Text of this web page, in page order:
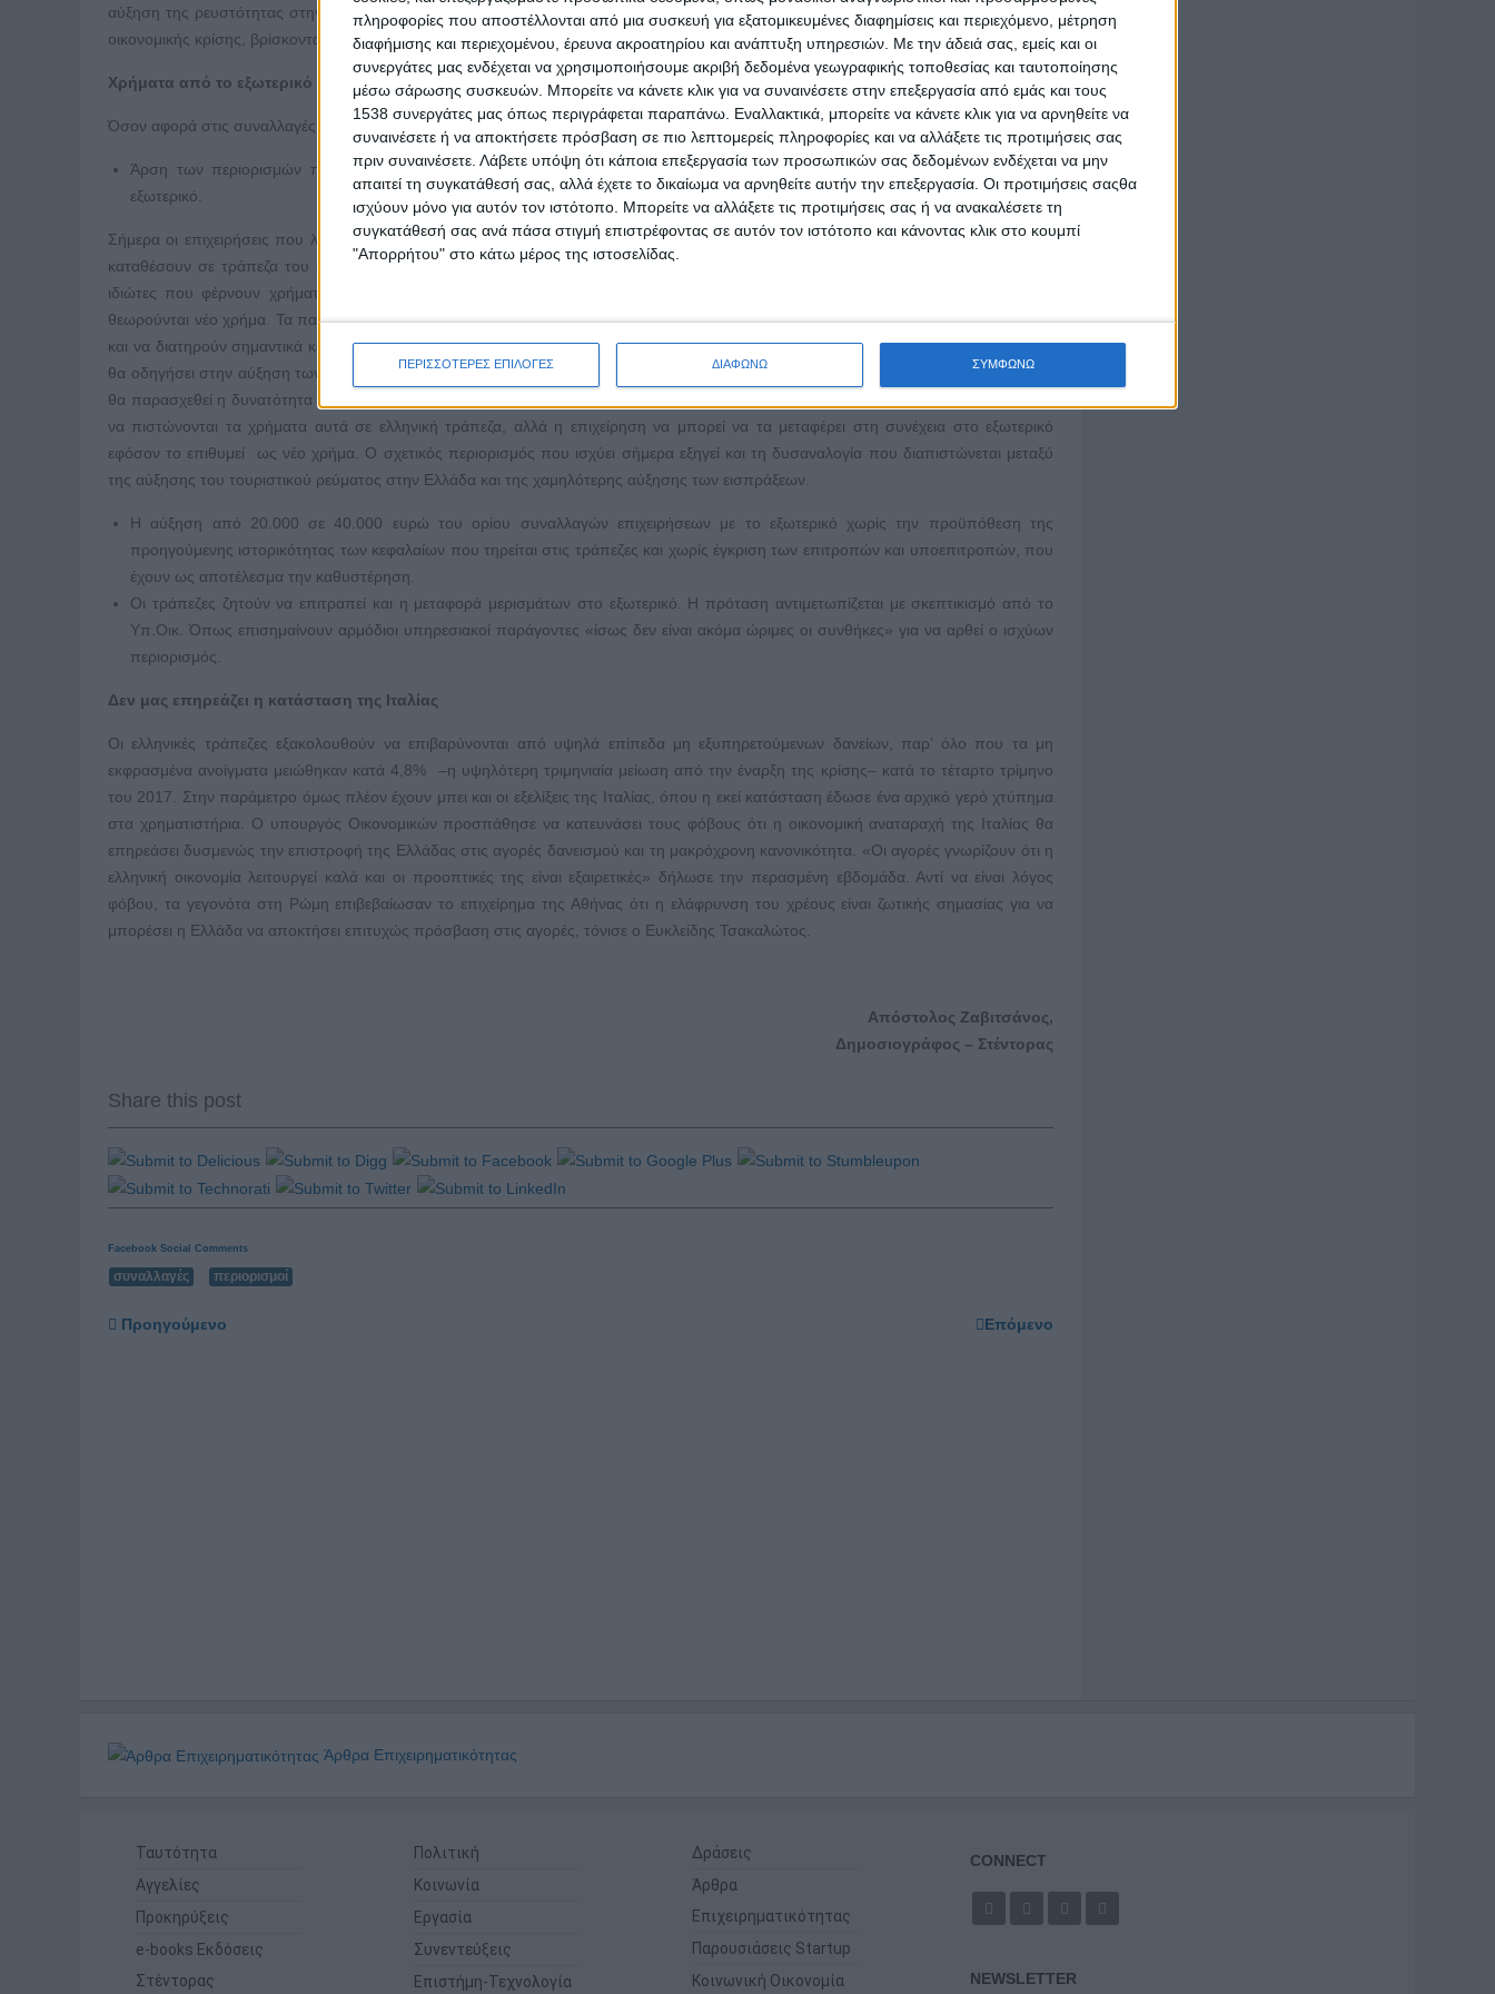
πληροφορίες που αποστέλλονται από μια συσκευή για εξατομικευμένες διαφημίσεις και περιεχόμενο, μέτρηση
διαφήμισης και περιεχομένου, έρευνα ακροατηρίου και ανάπτυξη υπηρεσιών. Με την άδειά σας, εμείς και οι
συνεργάτες μας ενδέχεται να χρησιμοποιήσουμε ακριβή δεδομένα γεωγραφικής τοποθεσίας και ταυτοποίησης
μέσω σάρωσης συσκευών. Μπορείτε να κάνετε κλικ για να συναινέσετε στην επεξεργασία από εμάς και τους
1538 συνεργάτες μας όπως περιγράφεται παραπάνω. Εναλλακτικά, μπορείτε να κάνετε κλικ για να αρνηθείτε να
συναινέσετε ή να αποκτήσετε πρόσβαση σε πιο λεπτομερείς πληροφορίες και να αλλάξετε τις προτιμήσεις σας
πριν συναινέσετε. Λάβετε υπόψη ότι κάποια επεξεργασία των προσωπικών σας δεδομένων ενδέχεται να μην
απαιτεί τη συγκατάθεσή σας, αλλά έχετε το δικαίωμα να αρνηθείτε αυτήν την επεξεργασία. Οι προτιμήσεις σαςθα
ισχύουν μόνο για αυτόν τον ιστότοπο. Μπορείτε να αλλάξετε τις προτιμήσεις σας ή να ανακαλέσετε τη
συγκατάθεσή σας ανά πάσα στιγμή επιστρέφοντας σε αυτόν τον ιστότοπο και κάνοντας κλικ στο κουμπί
"Απορρήτου" στο κάτω μέρος της ιστοσελίδας.
ΠΕΡΙΣΣΟΤΕΡΕΣ ΕΠΙΛΟΓΕΣ ΔΙΑΦΩΝΩ ΣΥΜΦΩΝΩ
αύξηση της ρευστότητας στην αγορά, ώστε να δειχθεί ότι η άρση των περιορισμών, που δεν συνδέθηκαν με τις χειρότερες μέρες της
οικονομικής κρίσης, βρίσκονται πλέον στο χρονοντούλαπο του παρελθόντος.
Χρήματα από το εξωτερικό
Όσον αφορά στις συναλλαγές με το εξωτερικό έρχονται και εκεί αλλαγές και συγκεκριμένα:
Άρση των περιορισμών που ισχύουν για τις επιχειρήσεις οι οποίες εισπράττουν αμοιβές από υπηρεσίες που παρέχουν στο
εξωτερικό.
Σήμερα οι επιχειρήσεις που λαμβάνουν χρήματα από το εξωτερικό (π.χ. το μεγαλύτερο μέρος των τουριστικών επιχειρήσεων), αν τα
καταθέσουν σε τράπεζα του εσωτερικού, στη συνέχεια δεν έχουν τη δυνατότητα να τα εξαγάγουν ξανά στο εξωτερικό. Αντίθετα οι
ιδιώτες που φέρνουν χρήματα από το εξωτερικό ή καταθέτουν μετρητά μπορούν να πραγματοποιήσουν αναλήψεις, καθώς αυτά
θεωρούνται νέο χρήμα. Τα παραπάνω βέβαια έχουν οδηγήσει πολλούς επιχειρηματίες να δημιουργήσουν λογαριασμούς στο εξωτερικό
και να διατηρούν σημαντικά κεφάλαια εκεί. Η άρση του συγκεκριμένου περιορισμού εκτιμάται ότι θα φέρει ρευστότητα στην αγορά και
θα οδηγήσει στην αύξηση των τραπεζικών καταθέσεων, καθώς ένα μεγάλο μέρος αυτών των κεφαλαίων θα επαναπατριστούν. Επίσης
θα παρασχεθεί η δυνατότητα στις επιχειρήσεις να δέχονται πληρωμές με κάρτες του εξωτερικού από γραφεία ταξιδιών του εξωτερικού,
να πιστώνονται τα χρήματα αυτά σε ελληνική τράπεζα, αλλά η επιχείρηση να μπορεί να τα μεταφέρει στη συνέχεια στο εξωτερικό
εφόσον το επιθυμεί ως νέο χρήμα. Ο σχετικός περιορισμός που ισχύει σήμερα εξηγεί και τη δυσαναλογία που διαπιστώνεται μεταξύ
της αύξησης του τουριστικού ρεύματος στην Ελλάδα και της χαμηλότερης αύξησης των εισπράξεων.
Η αύξηση από 20.000 σε 40.000 ευρώ του ορίου συναλλαγών επιχειρήσεων με το εξωτερικό χωρίς την προϋπόθεση της
προηγούμενης ιστορικότητας των κεφαλαίων που τηρείται στις τράπεζες και χωρίς έγκριση των επιτροπών και υποεπιτροπών, που
έχουν ως αποτέλεσμα την καθυστέρηση.
Οι τράπεζες ζητούν να επιτραπεί και η μεταφορά μερισμάτων στο εξωτερικό. Η πρόταση αντιμετωπίζεται με σκεπτικισμό από το
Υπ.Οικ. Όπως επισημαίνουν αρμόδιοι υπηρεσιακοί παράγοντες «ίσως δεν είναι ακόμα ώριμες οι συνθήκες» για να αρθεί ο ισχύων
περιορισμός.
Δεν μας επηρεάζει η κατάσταση της Ιταλίας
Οι ελληνικές τράπεζες εξακολουθούν να επιβαρύνονται από υψηλά επίπεδα μη εξυπηρετούμενων δανείων, παρ’ όλο που τα μη
εκφρασμένα ανοίγματα μειώθηκαν κατά 4,8% –η υψηλότερη τριμηνιαία μείωση από την έναρξη της κρίσης– κατά το τέταρτο τρίμηνο
του 2017. Στην παράμετρο όμως πλέον έχουν μπει και οι εξελίξεις της Ιταλίας, όπου η εκεί κατάσταση έδωσε ένα αρχικό γερό χτύπημα
στα χρηματιστήρια. Ο υπουργός Οικονομικών προσπάθησε να κατευνάσει τους φόβους ότι η οικονομική αναταραχή της Ιταλίας θα
επηρεάσει δυσμενώς την επιστροφή της Ελλάδας στις αγορές δανεισμού και τη μακρόχρονη κανονικότητα. «Οι αγορές γνωρίζουν ότι η
ελληνική οικονομία λειτουργεί καλά και οι προοπτικές της είναι εξαιρετικές» δήλωσε την περασμένη εβδομάδα. Αντί να είναι λόγος
φόβου, τα γεγονότα στη Ρώμη επιβεβαίωσαν το επιχείρημα της Αθήνας ότι η ελάφρυνση του χρέους είναι ζωτικής σημασίας για να
μπορέσει η Ελλάδα να αποκτήσει επιτυχώς πρόσβαση στις αγορές, τόνισε ο Ευκλείδης Τσακαλώτος.
Απόστολος Ζαβιτσάνος,
Δημοσιογράφος – Στέντορας
Share this post
Facebook Social Comments
συναλλαγές περιορισμοί
Προηγούμενο Επόμενο
Άρθρα Επιχειρηματικότητας
Ταυτότητα
Αγγελίες
Προκηρύξεις
e-books Εκδόσεις
Στέντορας
Πολιτική
Κοινωνία
Εργασία
Συνεντεύξεις
Επιστήμη-Τεχνολογία
Δράσεις
Άρθρα
Επιχειρηματικότητας
Παρουσιάσεις Startup
Κοινωνική Οικονομία
CONNECT
NEWSLETTER